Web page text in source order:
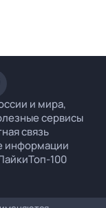
и мира,
сервисы
связь
информации
Топ-100